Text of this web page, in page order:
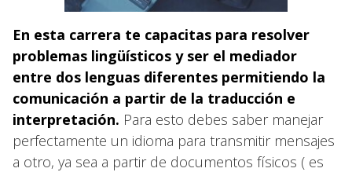
En esta carrera te capacitas para resolver
problemas lingüísticos y ser el mediador
entre dos lenguas diferentes permitiendo la
comunicación a partir de la traducción e
interpretación. Para esto debes saber manejar
perfectamente un idioma para transmitir mensajes
a otro, ya sea a partir de documentos físicos ( es